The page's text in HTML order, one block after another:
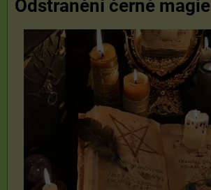
Odstranění černé magie